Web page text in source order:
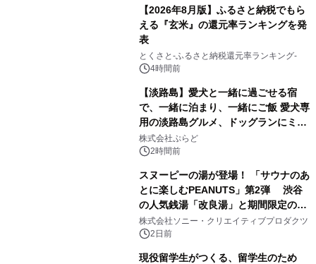
【2026年8月版】ふるさと納税でもら
える『玄米』の還元率ランキングを発
表
とくさと-ふるさと納税還元率ランキング-
4時間前
【淡路島】愛犬と一緒に過ごせる宿
で、一緒に泊まり、一緒にご飯 愛犬専
用の淡路島グルメ、ドッグランにミニ
プール グランピングとトレーラーハウ
スの2施設で
株式会社ぷらど
2時間前
スヌーピーの湯が登場！ 「サウナのあ
とに楽しむPEANUTS」第2弾 渋谷
の人気銭湯「改良湯」と期間限定のコ
ラボレーション サウナイキタイコラ
ボグッズも発売決定！
株式会社ソニー・クリエイティブプロダクツ
2日前
現役留学生がつくる、留学生のため